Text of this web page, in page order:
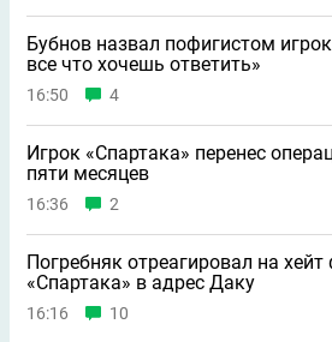
Бубнов назвал пофигистом
всe что хочешь ответить»
16:50 4
Игрок «Спартака» перенес
пяти месяцев
16:36 2
Погребняк отреагировал на
«Спартака» в адрес Даку
16:16 10